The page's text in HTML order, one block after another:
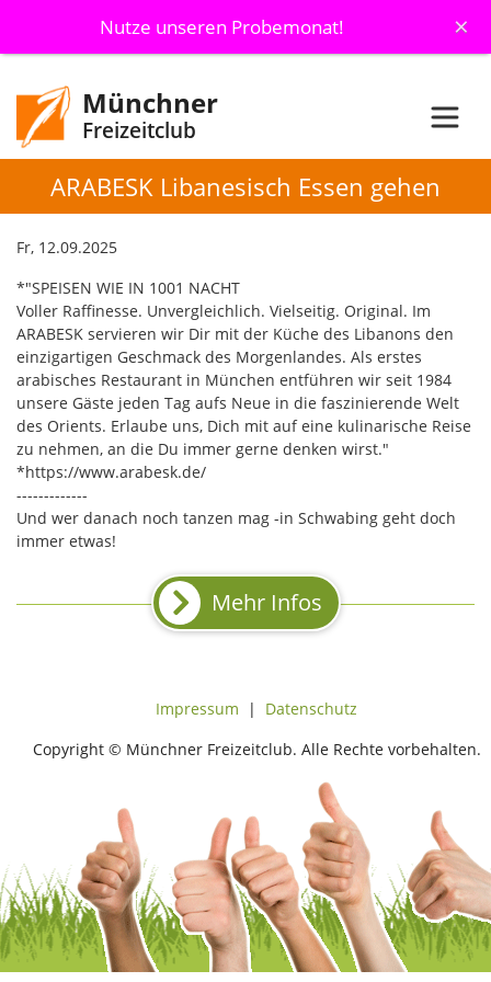
Nutze unseren Probemonat! ×
Münchner
Freizeitclub
ARABESK Libanesisch Essen gehen
Fr, 12.09.2025
*"SPEISEN WIE IN 1001 NACHT
Voller Raffinesse. Unvergleichlich. Vielseitig. Original. Im
ARABESK servieren wir Dir mit der Küche des Libanons den
einzigartigen Geschmack des Morgenlandes. Als erstes
arabisches Restaurant in München entführen wir seit 1984
unsere Gäste jeden Tag aufs Neue in die faszinierende Welt
des Orients. Erlaube uns, Dich mit auf eine kulinarische Reise
zu nehmen, an die Du immer gerne denken wirst."
*https://www.arabesk.de/
-------------
Und wer danach noch tanzen mag -in Schwabing geht doch
immer etwas!
Mehr Infos
Impressum | Datenschutz
Copyright © Münchner Freizeitclub. Alle Rechte vorbehalten.